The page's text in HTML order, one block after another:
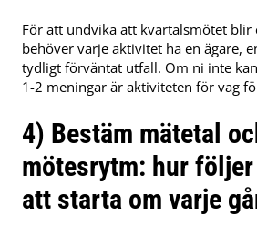
För att undvika att kvartalsmötet blir
behöver varje aktivitet ha en ägare,
tydligt förväntat utfall. Om ni inte
1-2 meningar är aktiviteten för vag
4) Bestäm mätetal
mötesrytm: hur
att starta om varje